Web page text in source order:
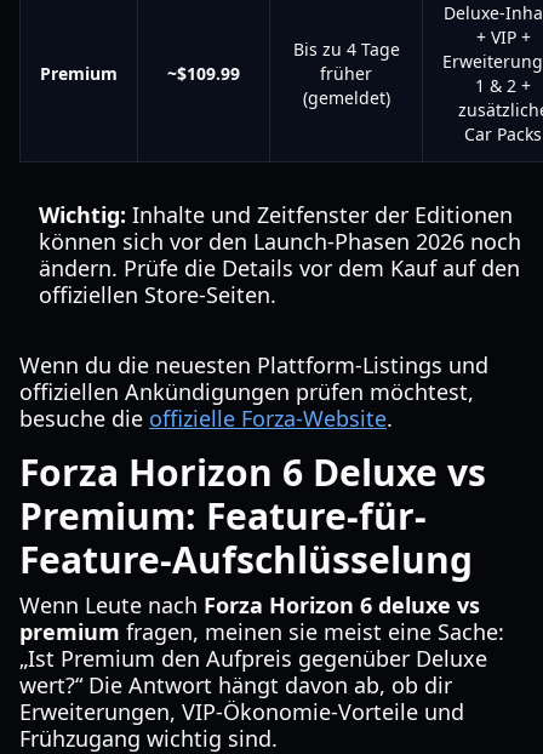
Premium ~$109.99
Bis zu 4 Tage
früher
(gemeldet)
Deluxe-
+ VIP +
1 & 2 +
Car Packs
Wichtig: Inhalte und Zeitfenster der Editionen
können sich vor den Launch-Phasen 2026 noch
ändern. Prüfe die Details vor dem Kauf auf den
offiziellen Store-Seiten.
Wenn du die neuesten Plattform-Listings und
offiziellen Ankündigungen prüfen möchtest,
besuche die offizielle Forza-Website.
Forza Horizon 6 Deluxe vs
Premium: Feature-für-
Feature-Aufschlüsselung
Wenn Leute nach Forza Horizon 6 deluxe vs
premium fragen, meinen sie meist eine Sache:
„Ist Premium den Aufpreis gegenüber Deluxe
wert?“ Die Antwort hängt davon ab, ob dir
Erweiterungen, VIP-Ökonomie-Vorteile und
Frühzugang wichtig sind.